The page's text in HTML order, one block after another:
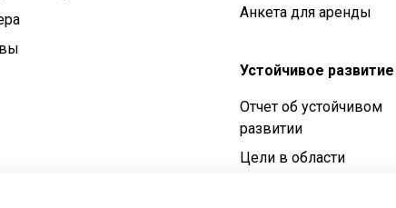
Анкета для аренды
Устойчивое развитие
Отчет об устойчивом
развитии
Цели в области